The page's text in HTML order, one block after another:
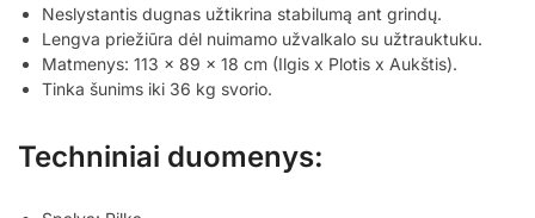
Neslystantis dugnas užtikrina stabilumą ant grindų.
Lengva priežiūra dėl nuimamo užvalkalo su užtrauktuku.
Matmenys: 113 x 89 x 18 cm (Ilgis x Plotis x Aukštis).
Tinka šunims iki 36 kg svorio.
Techniniai duomenys: